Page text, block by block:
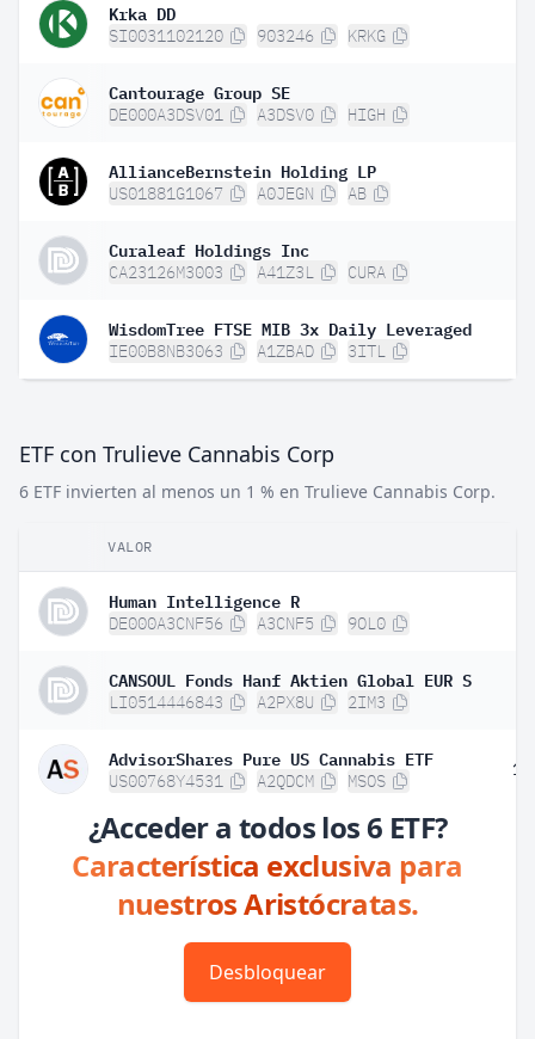
Krka DD
SI0031102120 903246 KRKG
Cantourage Group SE
DE000A3DSV01 A3DSV0 HIGH
AllianceBernstein Holding LP
US01881G1067 A0JEGN AB
Curaleaf Holdings Inc
CA23126M3003 A41Z3L CURA
WisdomTree FTSE MIB 3x Daily Leveraged
IE00B8NB3063 A1ZBAD 3ITL
ETF con Trulieve Cannabis Corp
6 ETF invierten al menos un 1 % en Trulieve Cannabis Corp.
VALOR
Human Intelligence R
DE000A3CNF56 A3CNF5 9OL0
CANSOUL Fonds Hanf Aktien Global EUR S
LI0514446843 A2PX8U 2IM3
AdvisorShares Pure US Cannabis ETF
US00768Y4531 A2QDCM MSOS
¿Acceder a todos los 6 ETF?
Característica exclusiva para
nuestros Aristócratas.
Desbloquear